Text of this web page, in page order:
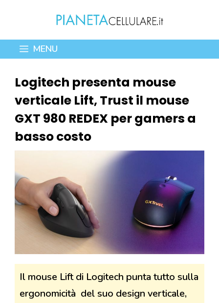
contenuto
MENU
Logitech presenta mouse
verticale Lift, Trust il mouse
GXT 980 REDEX per gamers a
basso costo
Il mouse Lift di Logitech punta tutto sulla
ergonomicità del suo design verticale,